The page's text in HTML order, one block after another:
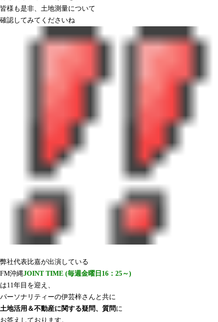
皆様も是非、土地測量について
確認してみてくださいね
弊社代表比嘉が出演している
FM沖縄JOINT TIME (毎週金曜日16：25～)
は11年目を迎え、
パーソナリティーの伊芸梓さんと共に
土地活用＆不動産に関する疑問、質問 に
お答えしております。